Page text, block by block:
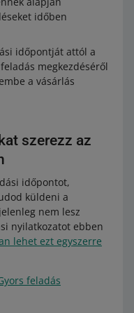
időben
időpontját attól a
megkezdéséről
a vásárlás
szerezz az
időpontot,
küldeni a
nem lesz
nyilatkozatot ebben
lehet ezt egyszerre
feladás